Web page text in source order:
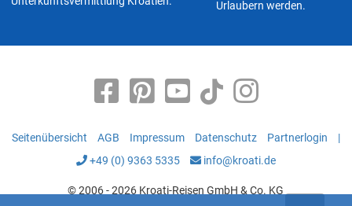
Urlaubern werden.
Seitenübersicht AGB Impressum Datenschutz Partnerlogin
|
+49 (0) 9363 5335
info@kroati.de
© 2006 - 2026 Kroati-Reisen GmbH & Co. KG